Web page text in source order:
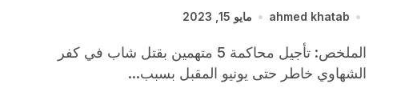
ahmed khatab مايو 15, 2023
الملخص: تأجيل محاكمة 5 متهمين بقتل شاب في كفر
الشهاوي خاطر حتى يونيو المقبل بسبب...